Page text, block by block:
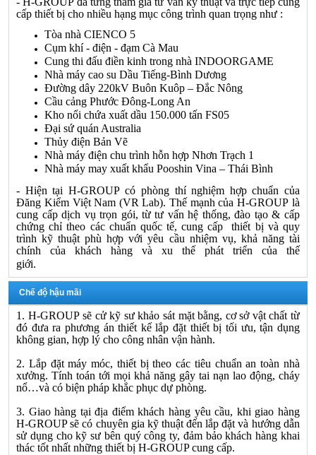
cấp thiết bị cho nhiều hạng mục công trình quan trọng như :
Tòa nhà CIENCO 5
Cụm khí - điện - đạm Cà Mau
Cung thi đấu điền kinh trong nhà INDOORGAME
Nhà máy cao su Dầu Tiếng-Bình Dương
Đường dây 220kV Buôn Kuôp – Đắc Nông
Cầu cảng Phước Đông-Long An
Kho nổi chứa xuất dầu 150.000 tấn FS05
Đại sứ quán Australia
Thủy điện Bản Vẽ
Nhà máy điện chu trình hỗn hợp Nhơn Trạch 1
Nhà máy may xuất khẩu Pooshin Vina – Thái Bình
- Hiện tại H-GROUPcó phòng thí nghiệm hợp chuẩn của
Đăng Kiểm Việt Nam (VR Lab). Thế mạnh củaH-GROUP là
cung cấp dịch vụ trọn gói, từ tư vấn hệ thống, đào tạo & cấp
chứng chỉ theo các chuẩn quốc tế, cung cấp thiết bị và quy
trình kỹ thuật phù hợp với yêu cầu nhiệm vụ, khả năng tài
chính của khách hàng và xu thế phát triển của thế
giới.
Chế độ hậu mãi
1. H-GROUP sẽ cử kỹ sư khảo sát mặt bằng, cơ sở vật chất từ
đó đưa ra phương án thiết kế lắp đặt thiết bị tối ưu, tận dụng
không gian, hợp lý cho công nhân vận hành.
2. Lắp đặt máy móc, thiết bị theo các tiêu chuẩn an toàn nhà
xưởng. Tính toán tới mọi khả năng gây tai nạn lao động, cháy
nổ…và có biện pháp khắc phục dự phòng.
3. Giao hàng tại địa điểm khách hàng yêu cầu, khi giao hàng
H-GROUP sẽ có chuyên gia kỹ thuật đến lắp đặt và hướng dẫn
sử dụng cho kỹ sư bên quý công ty, đảm bảo khách hàng khai
thác tốt nhất những thiết bị H-GROUP cung cấp.